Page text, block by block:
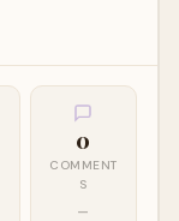
0
COMMENT
S
—